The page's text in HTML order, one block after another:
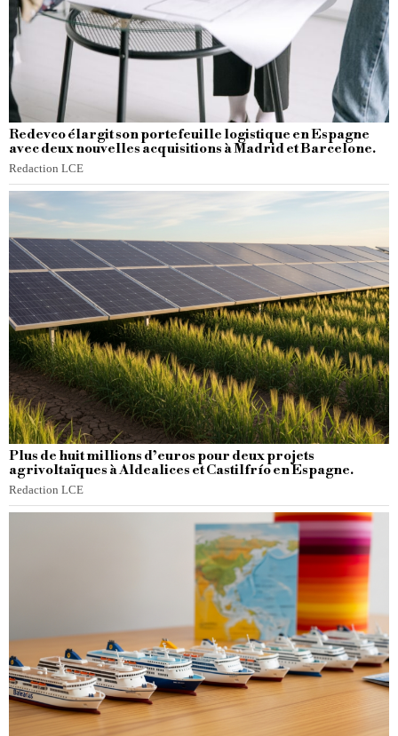
Redevco élargit son portefeuille logistique en Espagne
avec deux nouvelles acquisitions à Madrid et Barcelone.
Redaction LCE
Plus de huit millions d’euros pour deux projets
agrivoltaïques à Aldealices et Castilfrío en Espagne.
Redaction LCE